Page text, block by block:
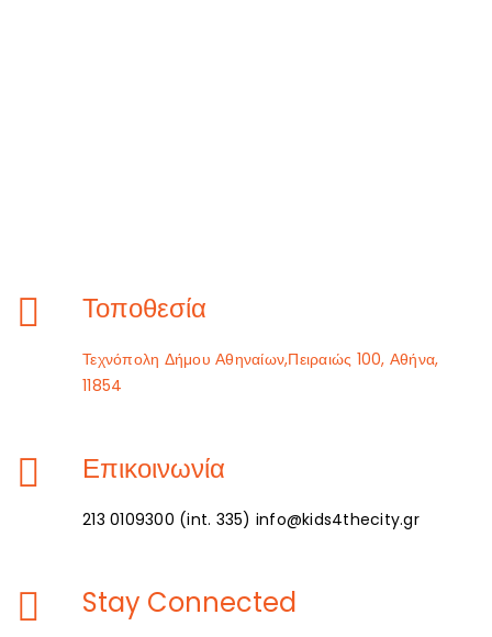
Τοποθεσία
Τεχνόπολη Δήμου Αθηναίων,Πειραιώς 100, Αθήνα,
11854
Επικοινωνία
213 0109300 (int. 335) info@kids4thecity.gr
Stay Connected